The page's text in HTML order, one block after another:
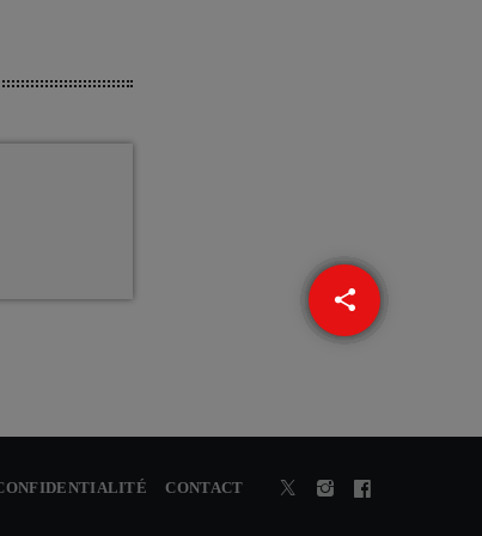
share
email
CONTACT